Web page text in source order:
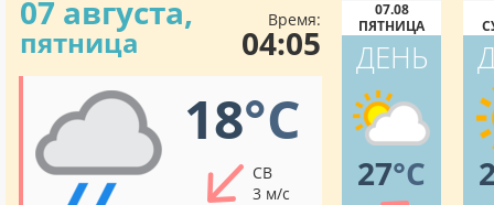
07 августа,
пятница
Время:
04:05
18°C
СВ
3 м/с
07.08
ПЯТНИЦА
ДЕНЬ
27°C